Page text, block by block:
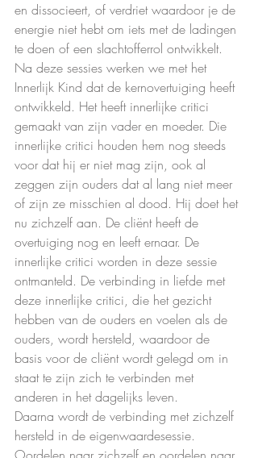
en dissocieert, of verdriet waardoor je de
energie niet hebt om iets met de ladingen
te doen of een slachtofferrol ontwikkelt.
Na deze sessies werken we met het
Innerlijk Kind dat de kernovertuiging heeft
ontwikkeld. Het heeft innerlijke critici
gemaakt van zijn vader en moeder. Die
innerlijke critici houden hem nog steeds
voor dat hij er niet mag zijn, ook al
zeggen zijn ouders dat al lang niet meer
of zijn ze misschien al dood. Hij doet het
nu zichzelf aan. De cliënt heeft de
overtuiging nog en leeft ernaar. De
innerlijke critici worden in deze sessie
ontmanteld. De verbinding in liefde met
deze innerlijke critici, die het gezicht
hebben van de ouders en voelen als de
ouders, wordt hersteld, waardoor de
basis voor de cliënt wordt gelegd om in
staat te zijn zich te verbinden met
anderen in het dagelijks leven.
Daarna wordt de verbinding met zichzelf
hersteld in de eigenwaardesessie.